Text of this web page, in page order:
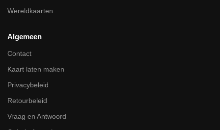
Wereldkaarten
Algemeen
Contact
Kaart laten maken
Privacybeleid
Retourbeleid
Vraag en Antwoord